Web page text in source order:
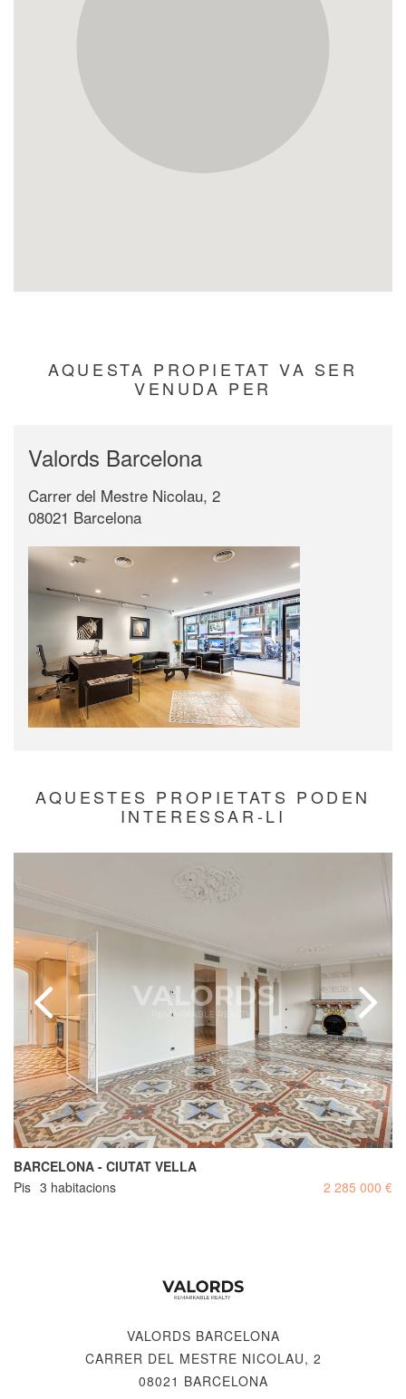
AQUESTA PROPIETAT VA SER
VENUDA PER
Valords Barcelona
Carrer del Mestre Nicolau, 2
08021 Barcelona
AQUESTES PROPIETATS PODEN
INTERESSAR-LI
BARCELONA - CIUTAT VELLA
Pis 3 habitacions 2 285 000 €
VALORDS BARCELONA
CARRER DEL MESTRE NICOLAU, 2
08021 BARCELONA